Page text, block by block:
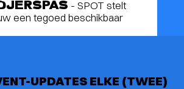
- SPOT stelt
een tegoed beschikbaar
UPDATES ELKE (TWEE)